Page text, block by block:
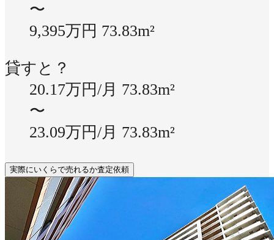
〜
9,395万円 73.83m²
貸すと？
20.17万円/月 73.83m²
〜
23.09万円/月 73.83m²
実際にいくらで売れるか査定依頼